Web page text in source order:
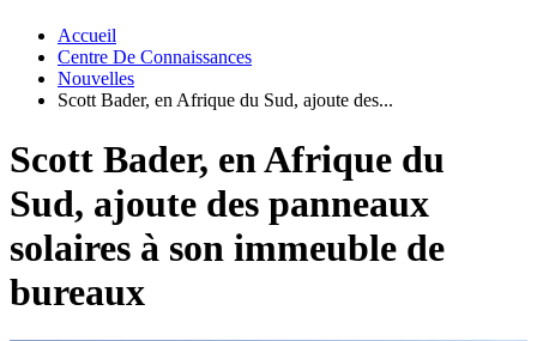
Accueil
Centre De Connaissances
Nouvelles
Scott Bader, en Afrique du Sud, ajoute des...
Scott Bader, en Afrique du
Sud, ajoute des panneaux
solaires à son immeuble de
bureaux